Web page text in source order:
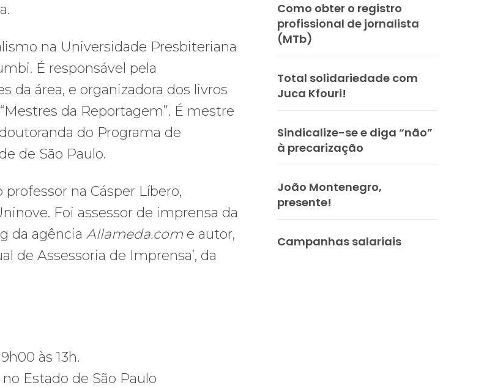
na Universidade Presbiteriana
É responsável pela
da área, e organizadora dos livros
da Reportagem”. É mestre
do Programa de
de São Paulo.
na Cásper Líbero,
Foi assessor de imprensa da
da agência Allameda.com e autor,
de Assessoria de Imprensa’, da
às 13h.
Estado de São Paulo
Como obter o registro
profissional de jornalista
(MTb)
Total solidariedade com
Juca Kfouri!
Sindicalize-se e diga “não”
à precarização
João Montenegro,
presente!
Campanhas salariais